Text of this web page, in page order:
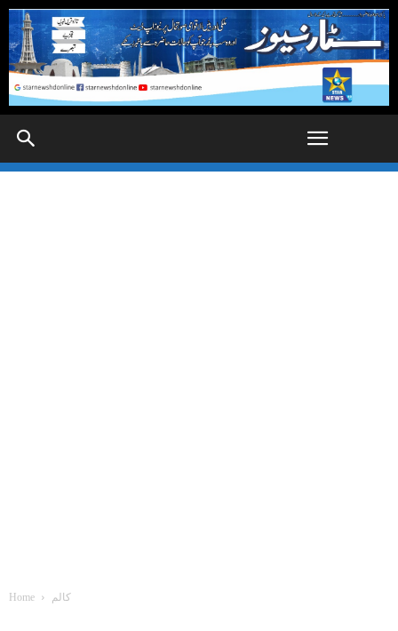
Home کالم